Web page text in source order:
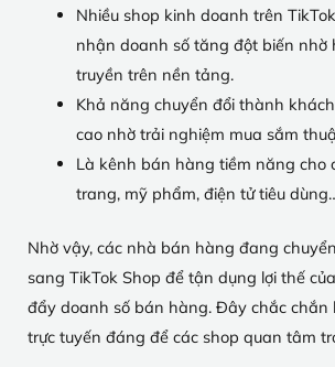
Nhiều shop kinh doanh trên
nhận doanh số tăng đột biến nhờ
truyền trên nền tảng.
Khả năng chuyển đổi thành
cao nhờ trải nghiệm mua sắm
Là kênh bán hàng tiềm năng cho
trang, mỹ phẩm, điện tử tiêu
Nhờ vậy, các nhà bán hàng đang
sang TikTok Shop để tận dụng lợi thế
đẩy doanh số bán hàng. Đây chắc chắn
trực tuyến đáng để các shop quan tâm